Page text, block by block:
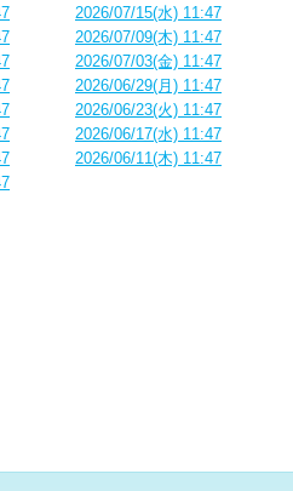
2026/07/15(水) 11:47
2026/07/09(木) 11:47
2026/07/03(金) 11:47
2026/06/29(月) 11:47
2026/06/23(火) 11:47
2026/06/17(水) 11:47
2026/06/11(木) 11:47